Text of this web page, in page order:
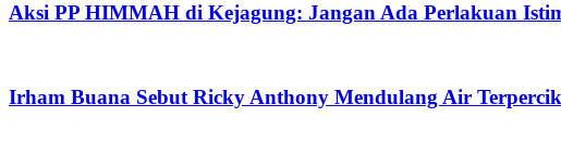
Aksi PP HIMMAH di Kejagung: Jangan Ada Perlakuan
Irham Buana Sebut Ricky Anthony Mendulang Air